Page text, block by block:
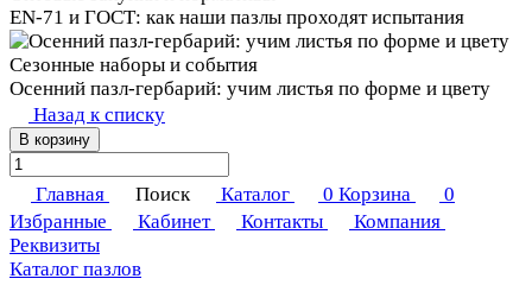
EN‑71 и ГОСТ: как наши пазлы проходят испытания
Сезонные наборы и события
Осенний пазл-гербарий: учим листья по форме и цвету
Назад к списку
В корзину
Главная Поиск Каталог 0 Корзина
0
Избранные
Кабинет Контакты
Компания
Реквизиты
Каталог пазлов